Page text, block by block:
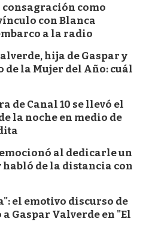
como
con Blanca
a la radio
hija de Gaspar y
de la Mujer del Año: cuál
de Canal 10 se llevó el
la noche en medio de
al dedicarle un
habló de la distancia con
el emotivo discurso de
Gaspar Valverde en "El